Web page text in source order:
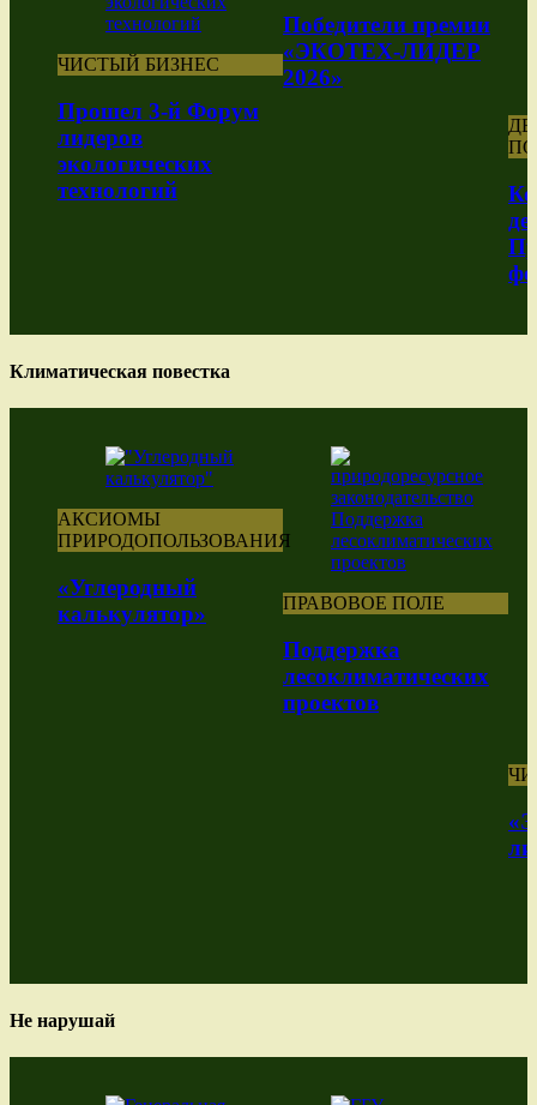
ЧИСТЫЙ БИЗНЕС
Прошел 3-й Форум
лидеров
экологических
технологий
Победители премии
«ЭКОТЕХ-ЛИДЕР
2026»
ПО
Климатическая повестка
АКСИОМЫ
ПРИРОДОПОЛЬЗОВАНИЯ
«Углеродный
калькулятор»
ПРАВОВОЕ ПОЛЕ
Поддержка
лесоклиматических
проектов
Не нарушай